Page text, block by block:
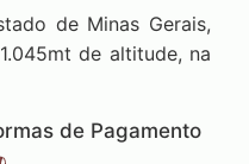
de Minas Gerais,
de altitude, na
de Pagamento